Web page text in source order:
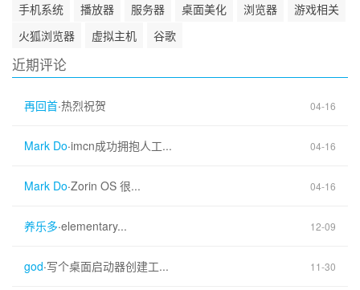
手机系统
播放器 服务器 桌面美化 浏览器
游戏相关
火狐浏览器
虚拟主机 谷歌
近期评论
再回首·热烈祝贺 04-16
Mark Do·imcn成功拥抱人工... 04-16
Mark Do·Zorin OS 很... 04-16
养乐多·elementary... 12-09
god·写个桌面启动器创建工... 11-30